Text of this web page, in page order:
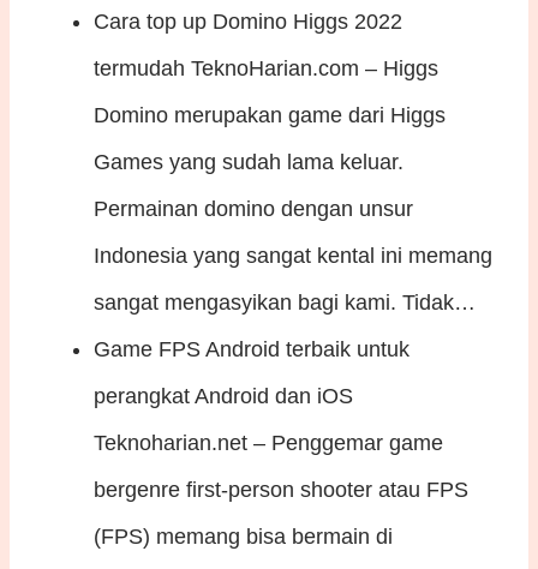
Cara top up Domino Higgs 2022
termudah TeknoHarian.com – Higgs
Domino merupakan game dari Higgs
Games yang sudah lama keluar.
Permainan domino dengan unsur
Indonesia yang sangat kental ini memang
sangat mengasyikan bagi kami. Tidak…
Game FPS Android terbaik untuk
perangkat Android dan iOS
Teknoharian.net – Penggemar game
bergenre first-person shooter atau FPS
(FPS) memang bisa bermain di